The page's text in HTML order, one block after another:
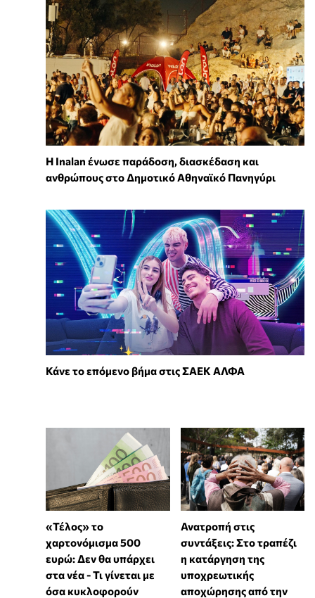
Η Inalan ένωσε παράδοση, διασκέδαση και
ανθρώπους στο Δημοτικό Αθηναϊκό Πανηγύρι
Κάνε το επόμενο βήμα στις ΣΑΕΚ ΑΛΦΑ
«Τέλος» το
χαρτονόμισμα 500
ευρώ: Δεν θα υπάρχει
στα νέα - Τι γίνεται με
όσα κυκλοφορούν
Ανατροπή στις
συντάξεις: Στο τραπέζι
η κατάργηση της
υποχρεωτικής
αποχώρησης από την